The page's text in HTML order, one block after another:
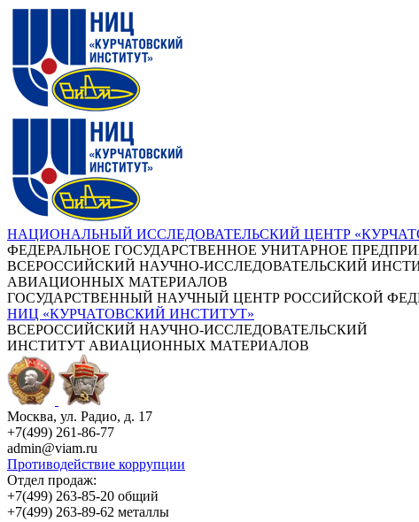
НАЦИОНАЛЬНЫЙ ИССЛЕДОВАТЕЛЬСКИЙ ЦЕНТР
ФЕДЕРАЛЬНОЕ ГОСУДАРСТВЕННОЕ УНИТАРНОЕ
ВСЕРОССИЙСКИЙ НАУЧНО-ИССЛЕДОВАТЕЛЬСКИЙ
АВИАЦИОННЫХ МАТЕРИАЛОВ
ГОСУДАРСТВЕННЫЙ НАУЧНЫЙ ЦЕНТР РОССИЙСКОЙ
НИЦ «КУРЧАТОВСКИЙ ИНСТИТУТ»
ВСЕРОССИЙСКИЙ НАУЧНО-ИССЛЕДОВАТЕЛЬСКИЙ
ИНСТИТУТ АВИАЦИОННЫХ МАТЕРИАЛОВ
Москва, ул. Радио, д. 17
+7(499) 261-86-77
admin@viam.ru
Противодействие коррупции
Отдел продаж:
+7(499) 263-85-20 общий
+7(499) 263-89-62 металлы